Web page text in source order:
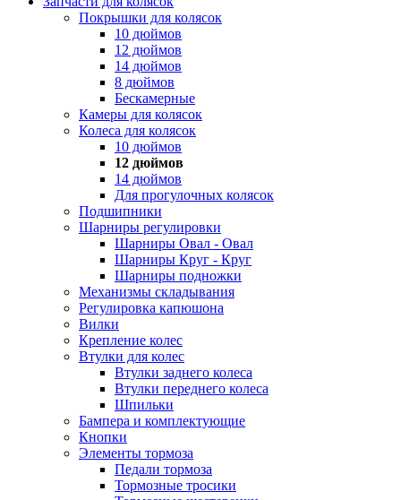
Покрышки для колясок
10 дюймов
12 дюймов
14 дюймов
8 дюймов
Бескамерные
Камеры для колясок
Колеса для колясок
10 дюймов
12 дюймов
14 дюймов
Для прогулочных колясок
Подшипники
Шарниры регулировки
Шарниры Овал - Овал
Шарниры Круг - Круг
Шарниры подножки
Механизмы складывания
Регулировка капюшона
Вилки
Крепление колес
Втулки для колес
Втулки заднего колеса
Втулки переднего колеса
Шпильки
Бампера и комплектующие
Кнопки
Элементы тормоза
Педали тормоза
Тормозные тросики